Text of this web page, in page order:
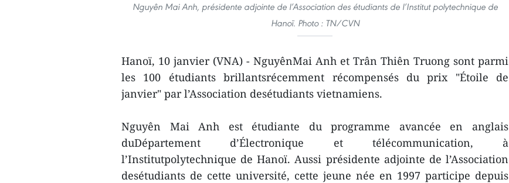
Nguyên Mai Anh, présidente adjointe de l’Association des étudiants de l’Institut polytechnique de
Hanoï. Photo : TN/CVN
Hanoï, 10 janvier (VNA) - NguyênMai Anh et Trân Thiên Truong sont parmi
les 100 étudiants brillantsrécemment récompensés du prix "Étoile de
janvier" par l’Association desétudiants vietnamiens.
Nguyên Mai Anh est étudiante du programme avancée en anglais
duDépartement d’Électronique et télécommunication, à
l’Institutpolytechnique de Hanoï. Aussi présidente adjointe de l’Association
desétudiants de cette université, cette jeune née en 1997 participe depuis